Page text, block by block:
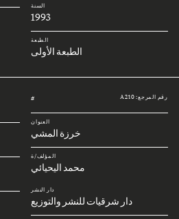
السنة
1993
الطبعة
الطبعة الأولى
رقم المرجع: A210 #
العنوان
خرزة المشي
المؤلف/ة
محمد اليحيائي
دار النشر
دار شرقيات للنشر والتوزيع